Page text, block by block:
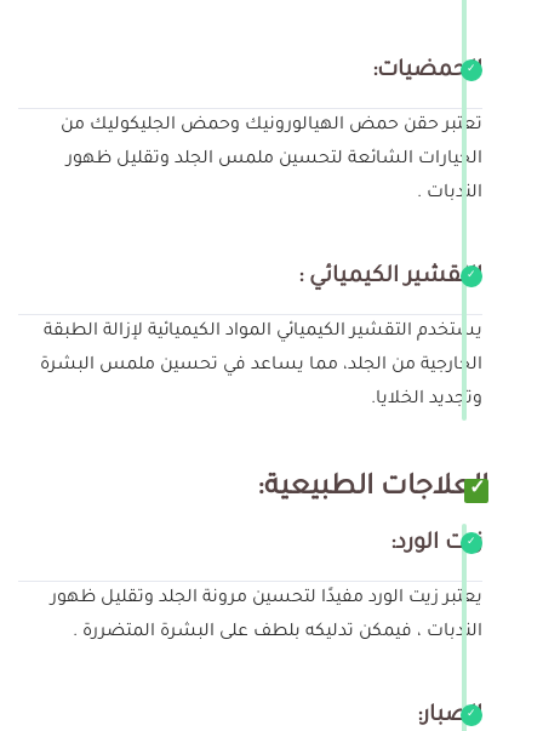
الحمضيات:
تعتبر حقن حمض الهيالورونيك وحمض الجليكوليك من
الخيارات الشائعة لتحسين ملمس الجلد وتقليل ظهور
الندبات .
التقشير الكيميائي :
يستخدم التقشير الكيميائي المواد الكيميائية لإزالة الطبقة
الخارجية من الجلد، مما يساعد في تحسين ملمس البشرة
وتجديد الخلايا.
العلاجات الطبيعية:
زيت الورد:
يعتبر زيت الورد مفيدًا لتحسين مرونة الجلد وتقليل ظهور
الندبات ، فيمكن تدليكه بلطف على البشرة المتضررة .
الصبار: